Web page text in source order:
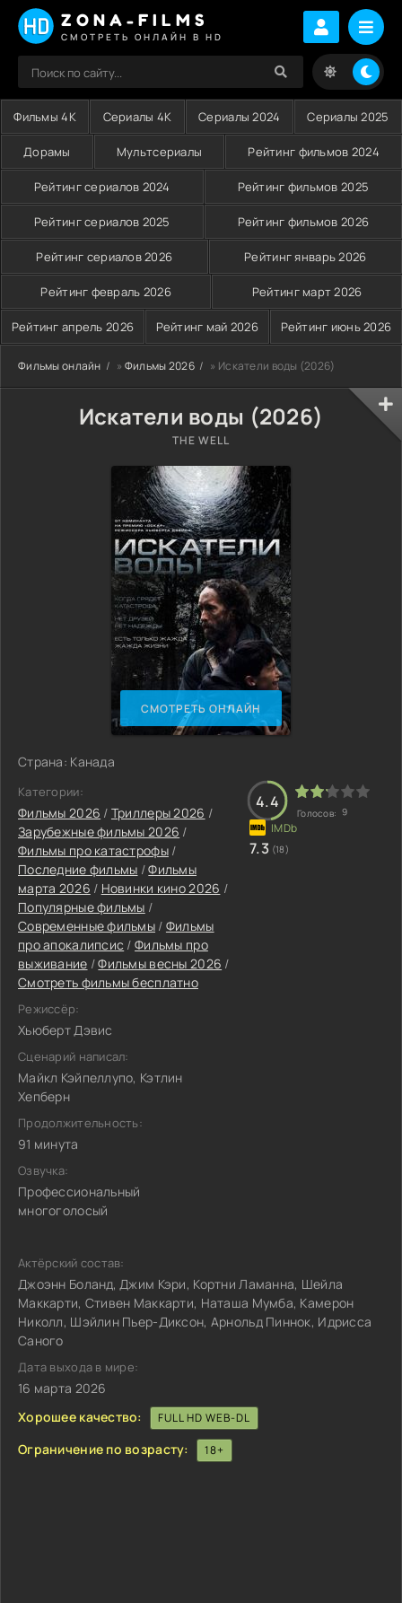
ZONA-FILMS
СМОТРЕТЬ ОНЛАЙН В HD
Фильмы 4K Сериалы 4K Сериалы 2024 Сериалы 2025
Дорамы Мультсериалы Рейтинг фильмов 2024
Рейтинг сериалов 2024 Рейтинг фильмов 2025
Рейтинг сериалов 2025 Рейтинг фильмов 2026
Рейтинг сериалов 2026 Рейтинг январь 2026
Рейтинг февраль 2026 Рейтинг март 2026
Рейтинг апрель 2026 Рейтинг май 2026 Рейтинг июнь 2026
Фильмы онлайн » Фильмы 2026 » Искатели воды (2026)
Искатели воды (2026)
THE WELL
СМОТРЕТЬ ОНЛАЙН
Страна: Канада
Категории:
Фильмы 2026 / Триллеры 2026 /
Зарубежные фильмы 2026 /
Фильмы про катастрофы/
Последние фильмы /Фильмы
марта 2026 / Новинки кино 2026 /
Популярные фильмы /
Современные фильмы / Фильмы
про апокалипсис /Фильмы про
выживание /Фильмы весны 2026 /
Смотреть фильмы бесплатно
Режиссёр:
Хьюберт Дэвис
Сценарий написал:
Майкл Кэйпеллупо, Кэтлин
Хепберн
Продолжительность:
91 минута
Озвучка:
Профессиональный
многоголосый
4.4
Голосов: 9
7.3 (18)
Актёрский состав:
Джоэнн Боланд, Джим Кэри, Кортни Ламанна, Шейла
Маккарти, Стивен Маккарти, Наташа Мумба, Камерон
Николл, Шэйлин Пьер-Диксон, Арнольд Пиннок, Идрисса
Саного
Дата выхода в мире:
16 марта 2026
Хорошее качество:
FULL HD WEB-DL
Ограничение по возрасту: 18+